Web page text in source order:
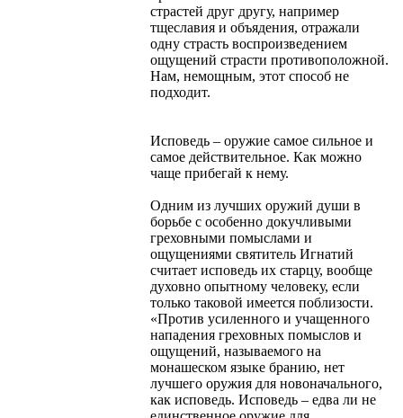
страстей друг другу, например
тщеславия и объядения, отражали
одну страсть воспроизведением
ощущений страсти противоположной.
Нам, немощным, этот способ не
подходит.
Исповедь – оружие самое сильное и
самое действительное. Как можно
чаще прибегай к нему.
Одним из лучших оружий души в
борьбе с особенно докучливыми
греховными помыслами и
ощущениями святитель Игнатий
считает исповедь их старцу, вообще
духовно опытному человеку, если
только таковой имеется поблизости.
«Против усиленного и учащенного
нападения греховных помыслов и
ощущений, называемого на
монашеском языке бранию, нет
лучшего оружия для новоначального,
как исповедь. Исповедь – едва ли не